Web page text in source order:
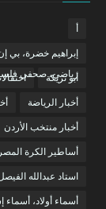
إبراهيم خضرة، بي
رياضي، صحفي
أبو تريكة
أخبار الرياضة
أخبار منتخب الأردن
أساطير الكرة
استاد عبدالله
أسماء أولاد، أسماء